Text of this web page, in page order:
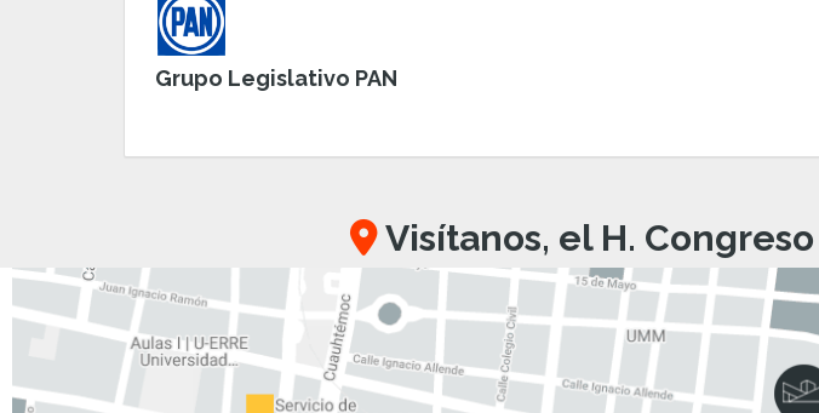
Grupo Legislativo PAN
Visítanos, el H.